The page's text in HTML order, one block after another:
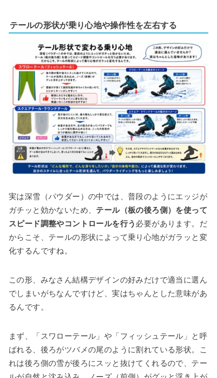
テールの形状が乗り心地や操作性を左右する
実は深雪（パウダー）の中では、普段のようにエッジが
ガチッと効かないため、 テール（板の後ろ側）を使って
スピード調整やコントロールを行う 必要があります。だ
からこそ、テールの形状によって乗り心地がガラッと変
化するんですね。
この形、みなさん結構デザインの好みだけで適当に選ん
でしまいがちなんですけど、実はちゃんとした意味があ
るんです。
まず、「スワローテール」や「フィッシュテール」と呼
ばれる、後ろがツバメの尾のように割れている形状。こ
れは後ろ側の雪が後ろにスッと抜けてくれるので、テー